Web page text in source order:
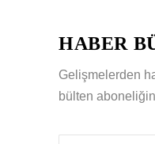
HABER
Gelişmelerden
bülten